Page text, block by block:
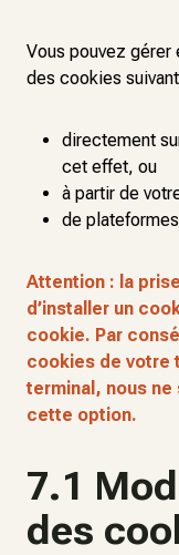
Vous pouvez gérer
des cookies
directement
cet effet, ou
à partir de
de
Attention : la
d’installer un
cookie. Par
cookies de votre
terminal, nous ne
cette option.
7.1
des